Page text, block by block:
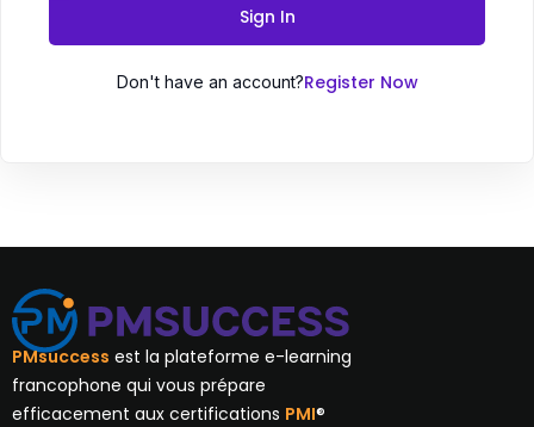
Sign In
Don't have an account?Register Now
PMsuccess est la plateforme e-learning
francophone qui vous prépare
efficacement aux certifications PMI®